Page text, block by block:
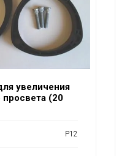
увеличения
(20
P12